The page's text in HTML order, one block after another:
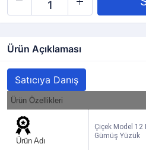
Ürün Açıklaması
Satıcıya Danış
Ürün Özellikleri
Ürün Adı
Çiçek Model
Gümüş Yüzük